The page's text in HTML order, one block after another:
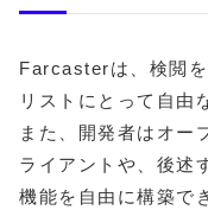
Farcasterは、検閲
リストにとって自由
また、開発者はオー
ライアントや、後述
機能を自由に構築で